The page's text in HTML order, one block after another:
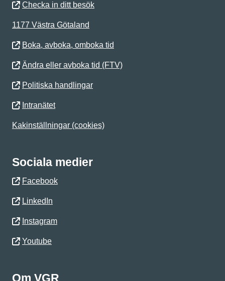
Checka in ditt besök
1177 Västra Götaland
Boka, avboka, omboka tid
Ändra eller avboka tid (FTV)
Politiska handlingar
Intranätet
Kakinställningar (cookies)
Sociala medier
Facebook
LinkedIn
Instagram
Youtube
Om VGR